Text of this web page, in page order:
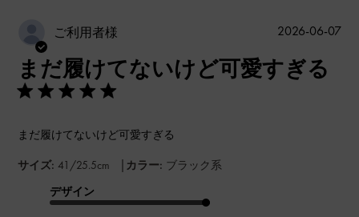
ご利用者様
まだ履けてないけど可愛すぎる
まだ履けてないけど可愛すぎる
サイズ: 41/25.5cm | カラー: ブラック系
デザイン
公
2026-06-07